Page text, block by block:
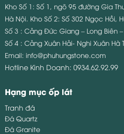
Kho Số 1: Số 1, ngõ 95 đường Gia
Hà Nội. Kho Số 2: Số 302 Ngọc Hồi,
Số 3 : Cảng Đức Giang – Long Biên
Số 4 : Cảng Xuân Hải- Nghi Xuân
Email: info@phuhungstone.com
Hotline Kinh Doanh: 0934.62.92.99
Hạng mục ốp lát
Tranh đá
Đá Quartz
Đá Granite